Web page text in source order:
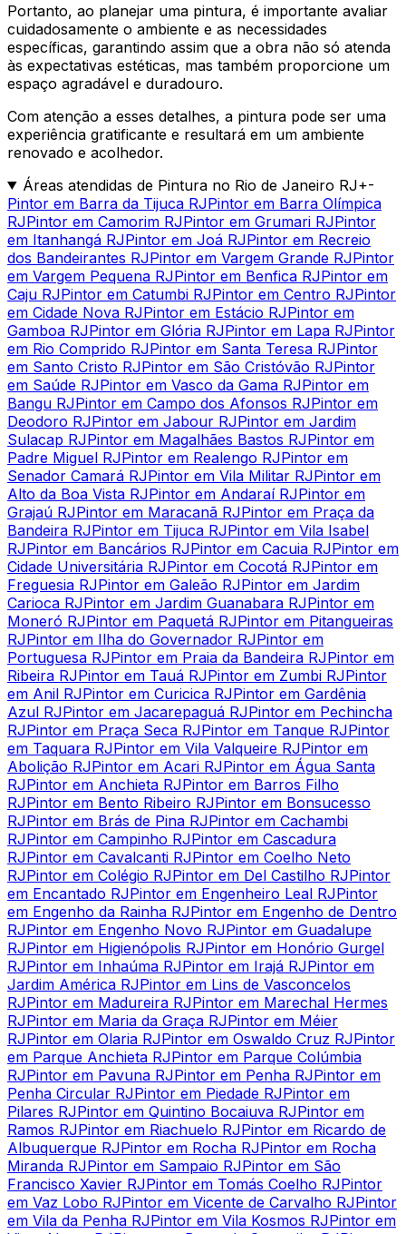
Portanto, ao planejar uma pintura, é importante avaliar
cuidadosamente o ambiente e as necessidades
específicas, garantindo assim que a obra não só atenda
às expectativas estéticas, mas também proporcione um
espaço agradável e duradouro.
Com atenção a esses detalhes, a pintura pode ser uma
experiência gratificante e resultará em um ambiente
renovado e acolhedor.
Áreas atendidas de Pintura no Rio de Janeiro RJ+-
Pintor em Barra da Tijuca RJPintor em Barra Olímpica
RJPintor em Camorim RJPintor em Grumari RJPintor
em Itanhangá RJPintor em Joá RJPintor em Recreio
dos Bandeirantes RJPintor em Vargem Grande RJPintor
em Vargem Pequena RJPintor em Benfica RJPintor em
Caju RJPintor em Catumbi RJPintor em Centro RJPintor
em Cidade Nova RJPintor em Estácio RJPintor em
Gamboa RJPintor em Glória RJPintor em Lapa RJPintor
em Rio Comprido RJPintor em Santa Teresa RJPintor
em Santo Cristo RJPintor em São Cristóvão RJPintor
em Saúde RJPintor em Vasco da Gama RJPintor em
Bangu RJPintor em Campo dos Afonsos RJPintor em
Deodoro RJPintor em Jabour RJPintor em Jardim
Sulacap RJPintor em Magalhães Bastos RJPintor em
Padre Miguel RJPintor em Realengo RJPintor em
Senador Camará RJPintor em Vila Militar RJPintor em
Alto da Boa Vista RJPintor em Andaraí RJPintor em
Grajaú RJPintor em Maracanã RJPintor em Praça da
Bandeira RJPintor em Tijuca RJPintor em Vila Isabel
RJPintor em Bancários RJPintor em Cacuia RJPintor em
Cidade Universitária RJPintor em Cocotá RJPintor em
Freguesia RJPintor em Galeão RJPintor em Jardim
Carioca RJPintor em Jardim Guanabara RJPintor em
Moneró RJPintor em Paquetá RJPintor em Pitangueiras
RJPintor em Ilha do Governador RJPintor em
Portuguesa RJPintor em Praia da Bandeira RJPintor em
Ribeira RJPintor em Tauá RJPintor em Zumbi RJPintor
em Anil RJPintor em Curicica RJPintor em Gardênia
Azul RJPintor em Jacarepaguá RJPintor em Pechincha
RJPintor em Praça Seca RJPintor em Tanque RJPintor
em Taquara RJPintor em Vila Valqueire RJPintor em
Abolição RJPintor em Acari RJPintor em Água Santa
RJPintor em Anchieta RJPintor em Barros Filho
RJPintor em Bento Ribeiro RJPintor em Bonsucesso
RJPintor em Brás de Pina RJPintor em Cachambi
RJPintor em Campinho RJPintor em Cascadura
RJPintor em Cavalcanti RJPintor em Coelho Neto
RJPintor em Colégio RJPintor em Del Castilho RJPintor
em Encantado RJPintor em Engenheiro Leal RJPintor
em Engenho da Rainha RJPintor em Engenho de Dentro
RJPintor em Engenho Novo RJPintor em Guadalupe
RJPintor em Higienópolis RJPintor em Honório Gurgel
RJPintor em Inhaúma RJPintor em Irajá RJPintor em
Jardim América RJPintor em Lins de Vasconcelos
RJPintor em Madureira RJPintor em Marechal Hermes
RJPintor em Maria da Graça RJPintor em Méier
RJPintor em Olaria RJPintor em Oswaldo Cruz RJPintor
em Parque Anchieta RJPintor em Parque Colúmbia
RJPintor em Pavuna RJPintor em Penha RJPintor em
Penha Circular RJPintor em Piedade RJPintor em
Pilares RJPintor em Quintino Bocaiuva RJPintor em
Ramos RJPintor em Riachuelo RJPintor em Ricardo de
Albuquerque RJPintor em Rocha RJPintor em Rocha
Miranda RJPintor em Sampaio RJPintor em São
Francisco Xavier RJPintor em Tomás Coelho RJPintor
em Vaz Lobo RJPintor em Vicente de Carvalho RJPintor
em Vila da Penha RJPintor em Vila Kosmos RJPintor em